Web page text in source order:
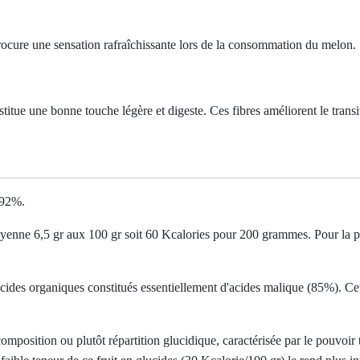
une sensation rafraîchissante lors de la consommation du melon.
une bonne touche légère et digeste. Ces fibres améliorent le
6,5 gr aux 100 gr soit 60 Kcalories pour 200 grammes. Pour la
organiques constitués essentiellement d'acides malique (85%).
ou plutôt répartition glucidique, caractérisée par le pouvoir